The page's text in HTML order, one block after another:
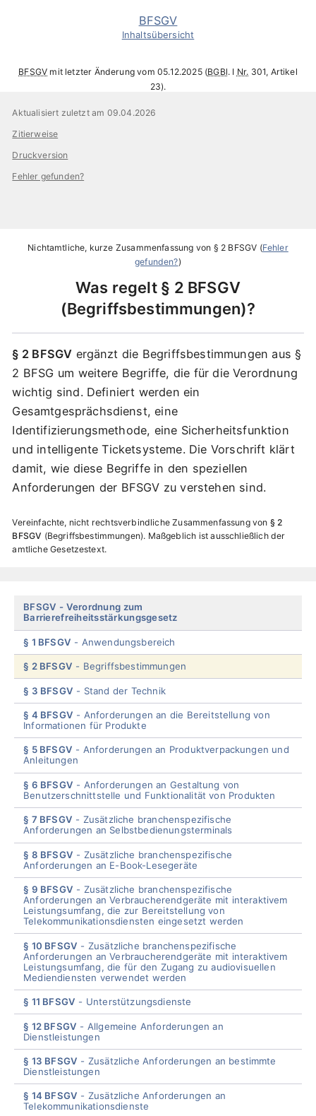
BFSGV
Inhaltsübersicht
BFSGV mit letzter Änderung vom 05.12.2025 (BGBl. I Nr. 301, Artikel
23).
Aktualisiert zuletzt am 09.04.2026
Zitierweise
Druckversion
Fehler gefunden?
Nichtamtliche, kurze Zusammenfassung von § 2 BFSGV (Fehler
gefunden?)
Was regelt § 2 BFSGV
Begriffsbestimmungen ?
§ 2 BFSGV ergänzt die Begriffsbestimmungen aus §
2 BFSG um weitere Begriffe, die für die Verordnung
wichtig sind. Definiert werden ein
Gesamtgesprächsdienst, eine
Identifizierungsmethode, eine Sicherheitsfunktion
und intelligente Ticketsysteme. Die Vorschrift klärt
damit, wie diese Begriffe in den speziellen
Anforderungen der BFSGV zu verstehen sind.
Vereinfachte, nicht rechtsverbindliche Zusammenfassung von § 2
BFSGV Begriffsbestimmungen . Maßgeblich ist ausschließlich der
amtliche Gesetzestext.
Skip
menu
BFSGV
Verordnung zum
Barrierefreiheitsstärkungsgesetz
§ 1 BFSGV Anwendungsbereich
§ 2 BFSGV Begriffsbestimmungen
§ 3 BFSGV Stand der Technik
§ 4 BFSGV
Anforderungen an die Bereitstellung von
Informationen für Produkte
§ 5 BFSGV
Anforderungen an Produktverpackungen und
Anleitungen
§ 6 BFSGV
Anforderungen an Gestaltung von
Benutzerschnittstelle und Funktionalität von Produkten
§ 7 BFSGV
Zusätzliche branchenspezifische
Anforderungen an Selbstbedienungsterminals
§ 8 BFSGV
Zusätzliche branchenspezifische
Anforderungen an E-Book-Lesegeräte
§ 9 BFSGV
Zusätzliche branchenspezifische
Anforderungen an Verbraucherendgeräte mit interaktivem
Leistungsumfang, die zur Bereitstellung von
Telekommunikationsdiensten eingesetzt werden
§ 10 BFSGV
Zusätzliche branchenspezifische
Anforderungen an Verbraucherendgeräte mit interaktivem
Leistungsumfang, die für den Zugang zu audiovisuellen
Mediendiensten verwendet werden
§ 11 BFSGV Unterstützungsdienste
§ 12 BFSGV
Allgemeine Anforderungen an
Dienstleistungen
§ 13 BFSGV
Zusätzliche Anforderungen an bestimmte
Dienstleistungen
§ 14 BFSGV
Zusätzliche Anforderungen an
Telekommunikationsdienste